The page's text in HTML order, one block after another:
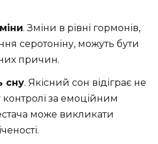
. Зміни в рівні гормонів,
серотоніну, можуть бути
причин.
сну. Якісний сон відіграє не
за емоційним
може викликати